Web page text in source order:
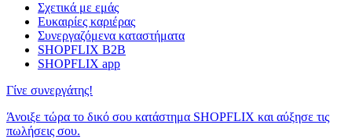
Σχετικά με εμάς
Ευκαιρίες καριέρας
Συνεργαζόμενα καταστήματα
SHOPFLIX B2B
SHOPFLIX app
Γίνε συνεργάτης!
Άνοιξε τώρα το δικό σου κατάστημα SHOPFLIX και αύξησε τις
πωλήσεις σου.